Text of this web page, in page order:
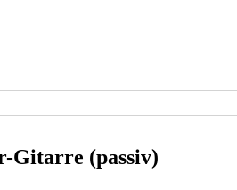
Gitarre (passiv)